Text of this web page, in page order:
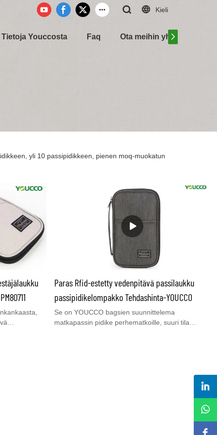
Kieli
Tietoja Youccosta Faq Ota meihin yhteyttä
yli 10 passipidikkeen, pienen moq-muokatun
Paras Rfid-estetty vedenpitävä passilaukku
passipidikelompakko Tehdashinta-YOUCCO
Se on YOUCCO bagsien suunnittelema
matkapassin pidike perhematkoille, suuri tila